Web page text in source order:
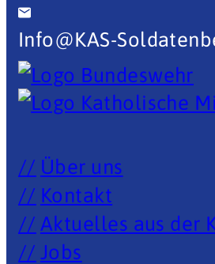
Info@KAS-
Über uns
Kontakt
Aktuelles aus der
Jobs